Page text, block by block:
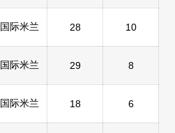
国际米兰 28 10
国际米兰 29 8
国际米兰 18 6